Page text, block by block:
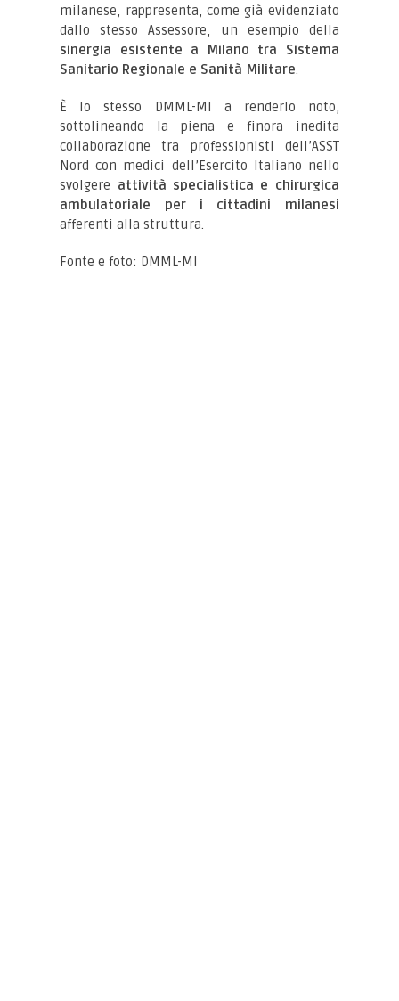
milanese, rappresenta, come già evidenziato
dallo stesso Assessore, un esempio della
sinergia esistente a Milano tra Sistema
Sanitario Regionale e Sanità Militare.
È lo stesso DMML-MI a renderlo noto,
sottolineando la piena e finora inedita
collaborazione tra professionisti dell’ASST
Nord con medici dell’Esercito Italiano nello
svolgere attività specialistica e chirurgica
ambulatoriale per i cittadini milanesi
afferenti alla struttura.
Fonte e foto: DMML-MI